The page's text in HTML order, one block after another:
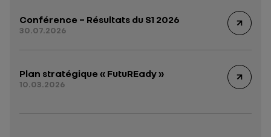
Conférence – Résultats du S1 2026
30.07.2026
Plan stratégique « FutuREady »
10.03.2026